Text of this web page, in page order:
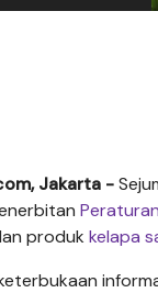
Jakarta -
produk kelapa